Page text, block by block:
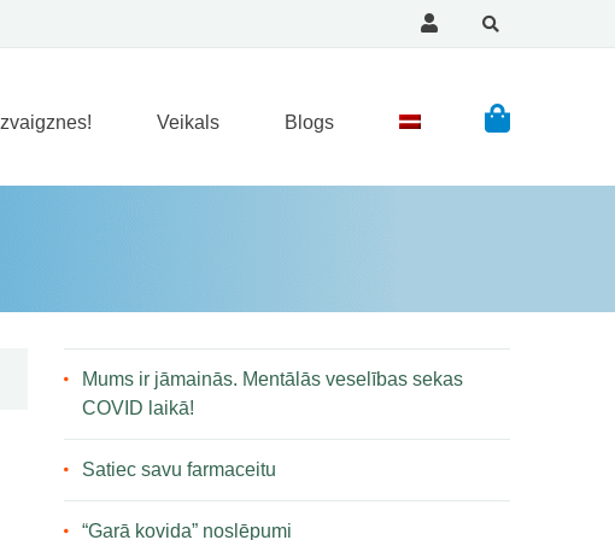
Veikals Blogs
Mums ir jāmainās. Mentālās veselības sekas
COVID laikā!
Satiec savu farmaceitu
“Garā kovida” noslēpumi